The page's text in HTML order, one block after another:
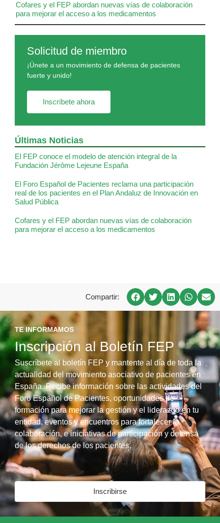
Cofares y el FEP abordan nuevas vías de colaboración
para mejorar el acceso a los medicamentos
Solicitud de miembro
¡Únete a un movimiento de defensa de pacientes
fuerte y unido!
Inscríbete ahora
Últimas Noticias
El FEP conoce el modelo de atención integral de la
Fundación Jérôme Lejeune España
El Foro Español de Pacientes reclama una participación
real de los pacientes en el Plan Andaluz de Innovación en
Salud Pública
Cofares y el FEP abordan nuevas vías de colaboración
para mejorar el acceso a los medicamentos
Compartir:
TE INFORMAMOS
Inscripción al Boletín FEP
Suscríbete al boletín FEP y mantente al día de toda la
actualidad del movimiento asociativo de pacientes en
España. Recibe información sobre las actividades del
Foro Español de Pacientes, oportunidades de
formación para mejorar la gestión y el liderazgo en tu
entidad, eventos y encuentros para fortalecer la
colaboración, e iniciativas de participación y defensa
de los derechos de los pacientes.
Inscribirse